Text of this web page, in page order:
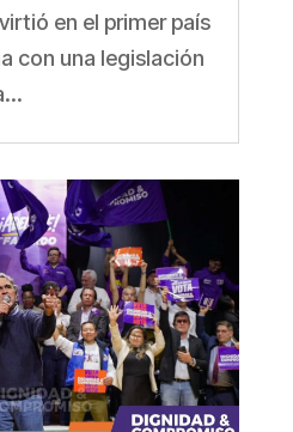
en el primer país
con una legislación